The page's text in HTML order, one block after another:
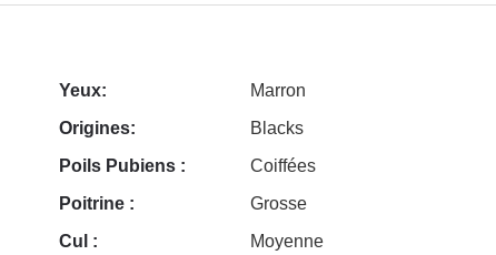
Yeux:
Marron
Origines:
Blacks
Poils Pubiens :
Coiffées
Poitrine :
Grosse
Cul :
Moyenne